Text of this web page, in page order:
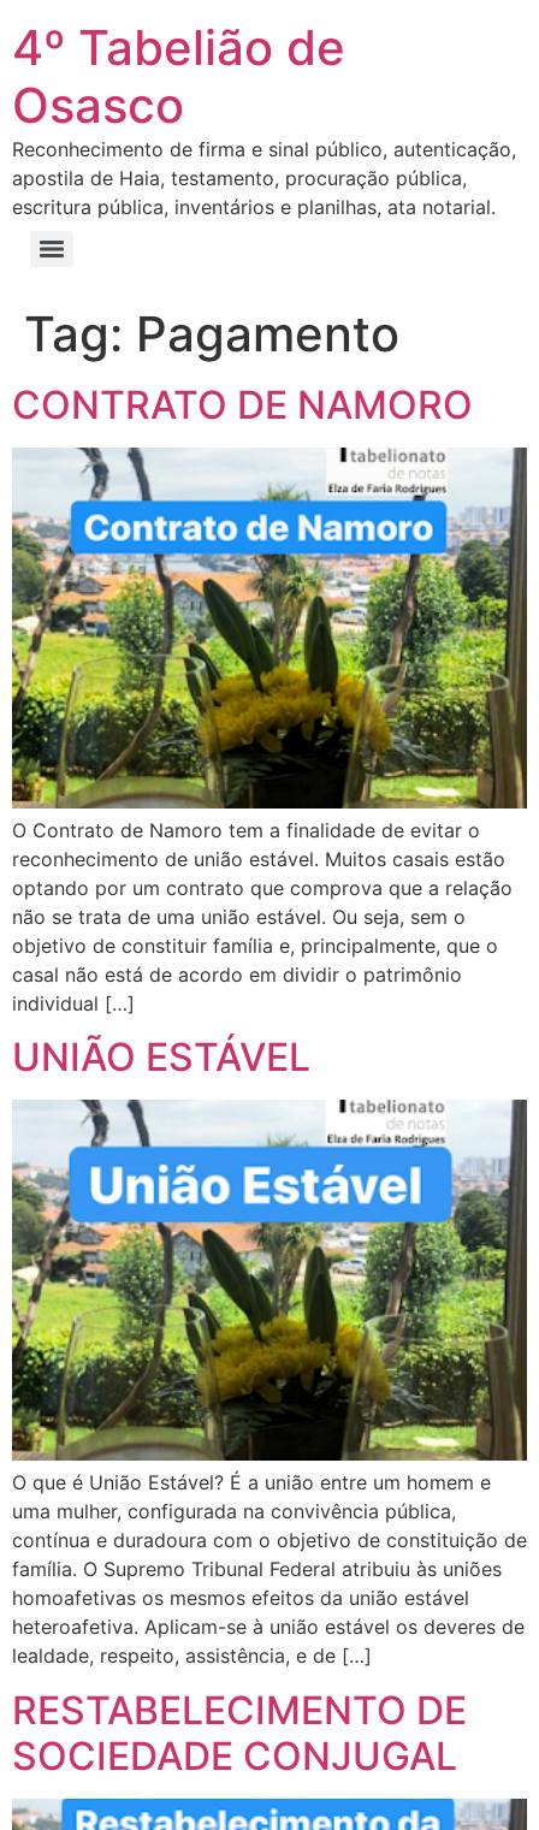
4º Tabelião de
Osasco
Reconhecimento de firma e sinal público, autenticação,
apostila de Haia, testamento, procuração pública,
escritura pública, inventários e planilhas, ata notarial.
Tag: Pagamento
CONTRATO DE NAMORO
O Contrato de Namoro tem a finalidade de evitar o
reconhecimento de união estável. Muitos casais estão
optando por um contrato que comprova que a relação
não se trata de uma união estável. Ou seja, sem o
objetivo de constituir família e, principalmente, que o
casal não está de acordo em dividir o patrimônio
individual […]
UNIÃO ESTÁVEL
O que é União Estável? É a união entre um homem e
uma mulher, configurada na convivência pública,
contínua e duradoura com o objetivo de constituição de
família. O Supremo Tribunal Federal atribuiu às uniões
homoafetivas os mesmos efeitos da união estável
heteroafetiva. Aplicam-se à união estável os deveres de
lealdade, respeito, assistência, e de […]
RESTABELECIMENTO DE
SOCIEDADE CONJUGAL